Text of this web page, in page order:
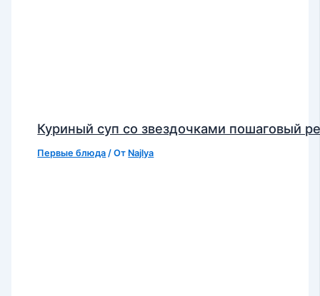
Куриный суп со звездочками пошаговый
Первые блюда / От Najlya